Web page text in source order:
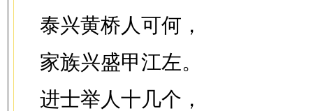
泰兴黄桥人可何，
家族兴盛甲江左。
进士举人十几个，